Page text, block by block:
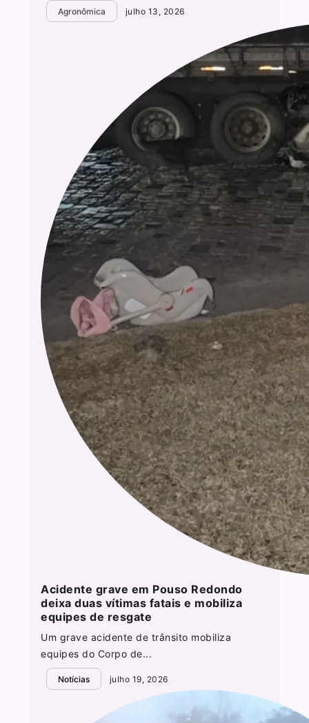
Agronômica julho 13, 2026
Acidente grave em Pouso Redondo
deixa duas vítimas fatais e mobiliza
equipes de resgate
Um grave acidente de trânsito mobiliza
equipes do Corpo de...
Notícias julho 19, 2026